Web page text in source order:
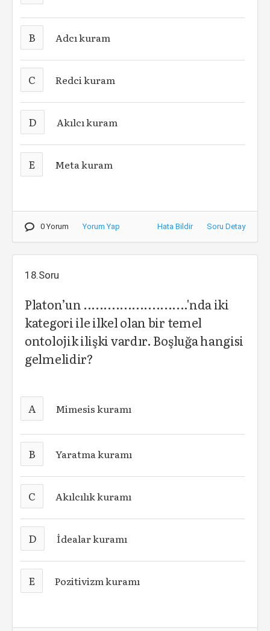
B Adcı kuram
C Redci kuram
D Akılcı kuram
E Meta kuram
0 Yorum Yorum Yap Hata Bildir Soru Detay
18.Soru
Platon’un ..........................'nda iki
kategori ile ilkel olan bir temel
ontolojik ilişki vardır. Boşluğa hangisi
gelmelidir?
A Mimesis kuramı
B Yaratma kuramı
C Akılcılık kuramı
D İdealar kuramı
E Pozitivizm kuramı